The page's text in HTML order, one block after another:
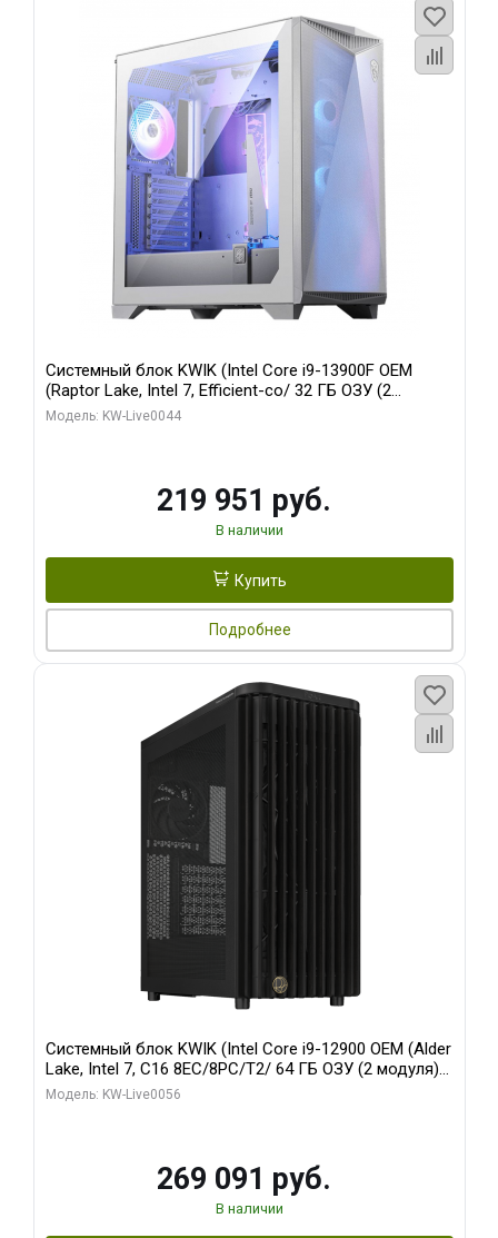
Системный блок KWIK (Intel Core i9-13900F OEM
(Raptor Lake, Intel 7, Efficient-co/ 32 ГБ ОЗУ (2
модуля)/ Gigabyte RTX5070Ti AERO OC 16GB GDDR7
Модель: KW-Live0044
219 951 руб.
В наличии
Купить
Подробнее
Системный блок KWIK (Intel Core i9-12900 OEM (Alder
Lake, Intel 7, C16 8EC/8PC/T2/ 64 ГБ ОЗУ (2 модуля)/
Palit RTX5080 INFINITY 3 OC 16GB GDDR7 256bit 3xDP
Модель: KW-Live0056
269 091 руб.
В наличии